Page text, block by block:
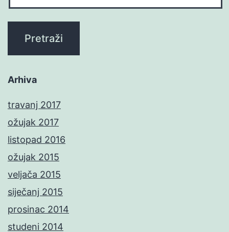
Arhiva
travanj 2017
ožujak 2017
listopad 2016
ožujak 2015
veljača 2015
siječanj 2015
prosinac 2014
studeni 2014